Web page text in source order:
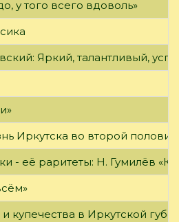
у того всего вдоволь»
Яркий, талантливый,
Иркутска во второй
- её раритеты: Н. Гумилёв
купечества в Иркутской